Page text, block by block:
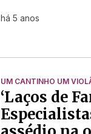
há 5 anos
UM CANTINHO UM
‘Laços de